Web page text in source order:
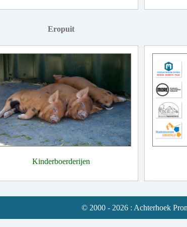
Eropuit
Kinderboerderijen
© 2000 - 2026 : Achterhoek